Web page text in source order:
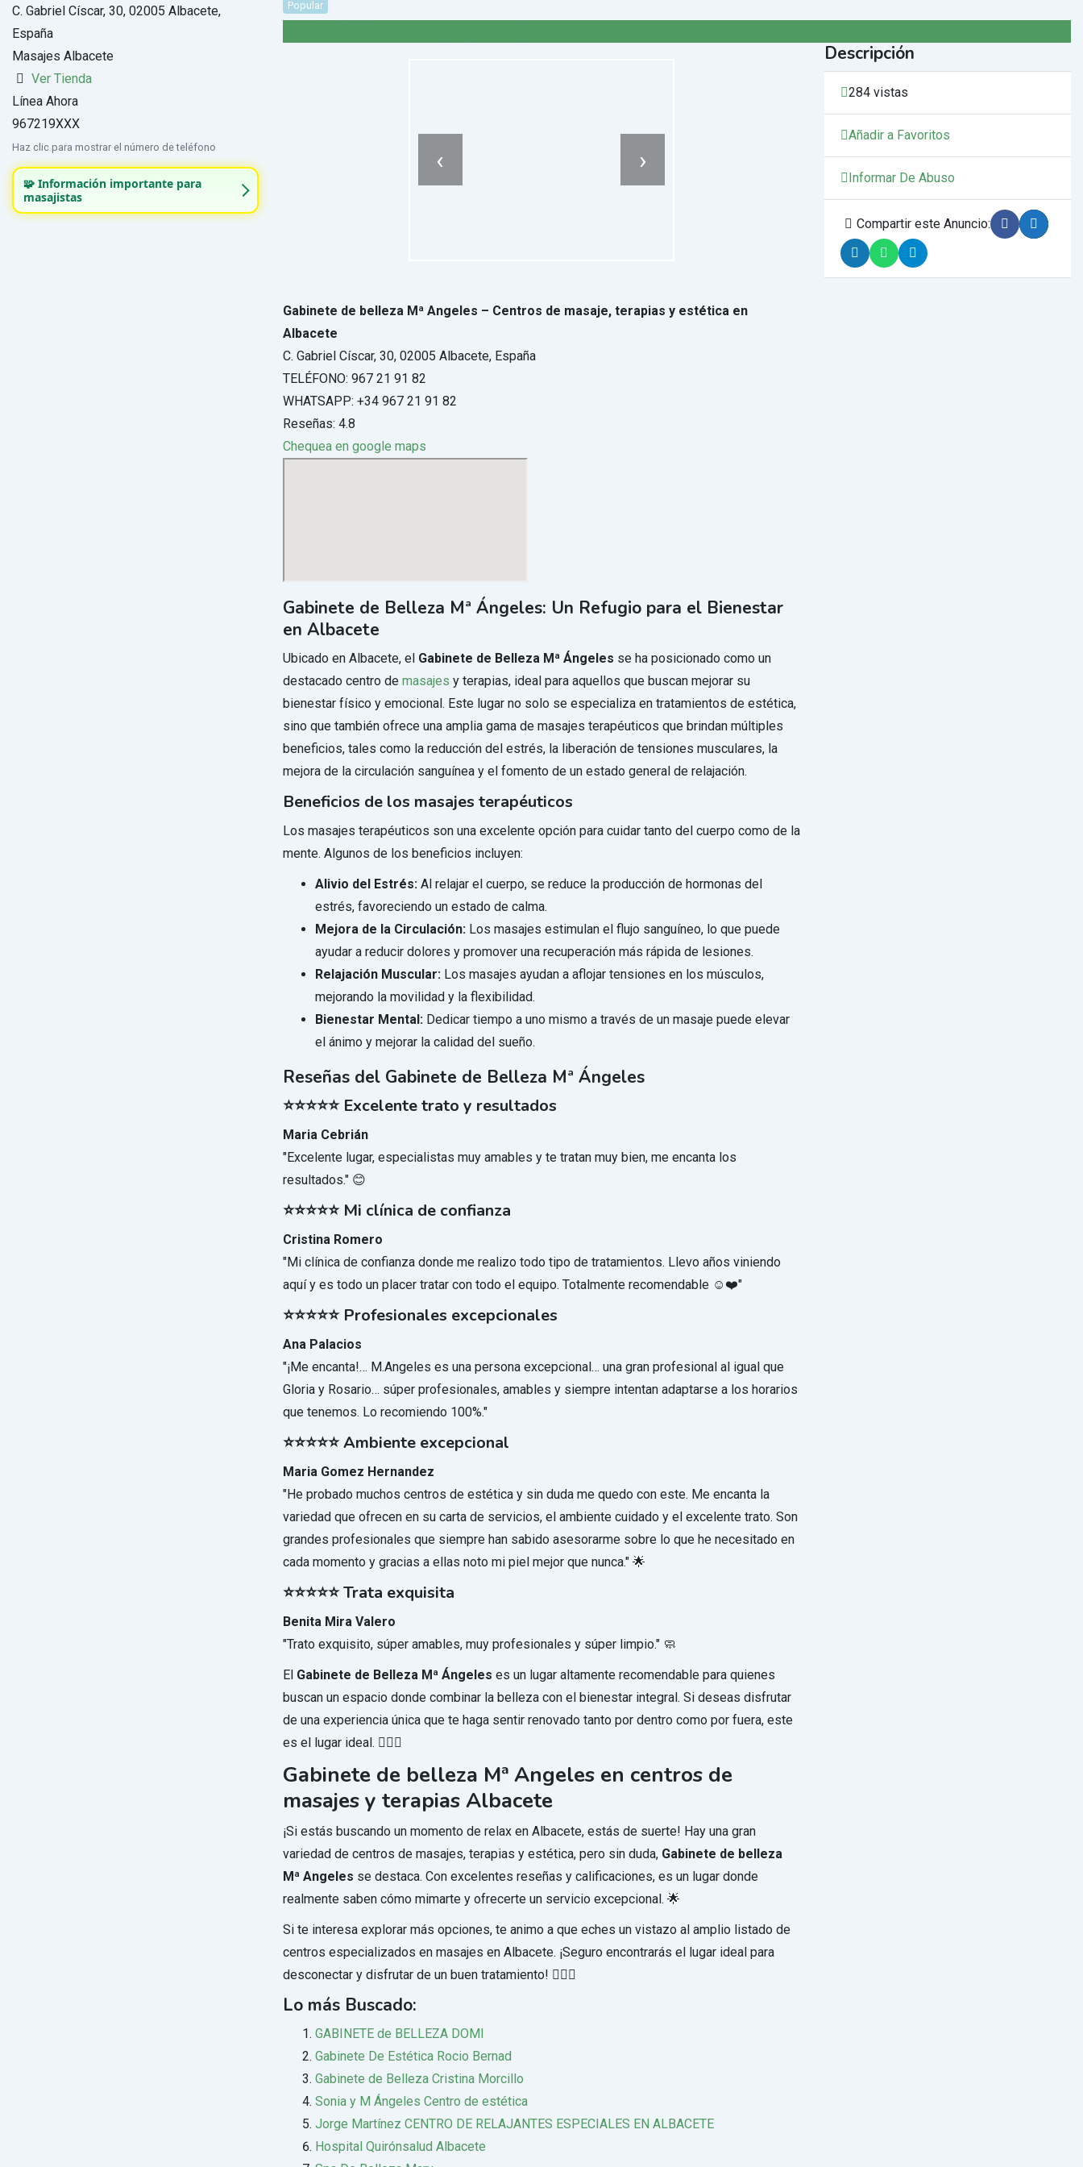
C. Gabriel Císcar, 30, 02005 Albacete,
España
Masajes Albacete
Ver Tienda
Línea Ahora
967219XXX
Haz clic para mostrar el número de teléfono
🧩 Información importante para
masajistas
Popular
‹ ›
Gabinete de belleza Mª Angeles – Centros de masaje, terapias y estética en
Albacete
C. Gabriel Císcar, 30, 02005 Albacete, España
TELÉFONO: 967 21 91 82
WHATSAPP: +34 967 21 91 82
Reseñas: 4.8
Chequea en google maps
Gabinete de Belleza Mª Ángeles: Un Refugio para el Bienestar
en Albacete
Ubicado en Albacete, el Gabinete de Belleza Mª Ángeles se ha posicionado como un
destacado centro de masajes y terapias, ideal para aquellos que buscan mejorar su
bienestar físico y emocional. Este lugar no solo se especializa en tratamientos de estética,
sino que también ofrece una amplia gama de masajes terapéuticos que brindan múltiples
beneficios, tales como la reducción del estrés, la liberación de tensiones musculares, la
mejora de la circulación sanguínea y el fomento de un estado general de relajación.
Beneficios de los masajes terapéuticos
Los masajes terapéuticos son una excelente opción para cuidar tanto del cuerpo como de la
mente. Algunos de los beneficios incluyen:
Alivio del Estrés: Al relajar el cuerpo, se reduce la producción de hormonas del
estrés, favoreciendo un estado de calma.
Mejora de la Circulación: Los masajes estimulan el flujo sanguíneo, lo que puede
ayudar a reducir dolores y promover una recuperación más rápida de lesiones.
Relajación Muscular: Los masajes ayudan a aflojar tensiones en los músculos,
mejorando la movilidad y la flexibilidad.
Bienestar Mental: Dedicar tiempo a uno mismo a través de un masaje puede elevar
el ánimo y mejorar la calidad del sueño.
Reseñas del Gabinete de Belleza Mª Ángeles
⭐⭐⭐⭐⭐ Excelente trato y resultados
Maria Cebrián
"Excelente lugar, especialistas muy amables y te tratan muy bien, me encanta los
resultados." 😊
⭐⭐⭐⭐⭐ Mi clínica de confianza
Cristina Romero
"Mi clínica de confianza donde me realizo todo tipo de tratamientos. Llevo años viniendo
aquí y es todo un placer tratar con todo el equipo. Totalmente recomendable ☺️❤️"
⭐⭐⭐⭐⭐ Profesionales excepcionales
Ana Palacios
"¡Me encanta!… M.Angeles es una persona excepcional… una gran profesional al igual que
Gloria y Rosario… súper profesionales, amables y siempre intentan adaptarse a los horarios
que tenemos. Lo recomiendo 100%."
⭐⭐⭐⭐⭐ Ambiente excepcional
Maria Gomez Hernandez
"He probado muchos centros de estética y sin duda me quedo con este. Me encanta la
variedad que ofrecen en su carta de servicios, el ambiente cuidado y el excelente trato. Son
grandes profesionales que siempre han sabido asesorarme sobre lo que he necesitado en
cada momento y gracias a ellas noto mi piel mejor que nunca." 🌟
⭐⭐⭐⭐⭐ Trata exquisita
Benita Mira Valero
"Trato exquisito, súper amables, muy profesionales y súper limpio." 🧼
El Gabinete de Belleza Mª Ángeles es un lugar altamente recomendable para quienes
buscan un espacio donde combinar la belleza con el bienestar integral. Si deseas disfrutar
de una experiencia única que te haga sentir renovado tanto por dentro como por fuera, este
es el lugar ideal. 💆‍♀️✨
Gabinete de belleza Mª Angeles en centros de
masajes y terapias Albacete
¡Si estás buscando un momento de relax en Albacete, estás de suerte! Hay una gran
variedad de centros de masajes, terapias y estética, pero sin duda, Gabinete de belleza
Mª Angeles se destaca. Con excelentes reseñas y calificaciones, es un lugar donde
realmente saben cómo mimarte y ofrecerte un servicio excepcional. 🌟
Si te interesa explorar más opciones, te animo a que eches un vistazo al amplio listado de
centros especializados en masajes en Albacete. ¡Seguro encontrarás el lugar ideal para
desconectar y disfrutar de un buen tratamiento! 💆‍♀️✨
Lo más Buscado:
GABINETE de BELLEZA DOMI
Gabinete De Estética Rocio Bernad
Gabinete de Belleza Cristina Morcillo
Sonia y M Ángeles Centro de estética
Jorge Martínez CENTRO DE RELAJANTES ESPECIALES EN ALBACETE
Hospital Quirónsalud Albacete
Descripción
284 vistas
Añadir a Favoritos
Informar De Abuso
Compartir este Anuncio: